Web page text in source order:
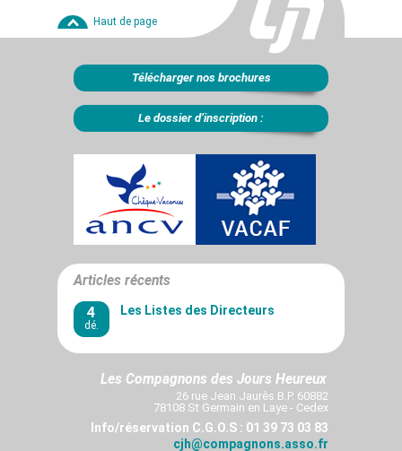
Haut de page
Télécharger nos brochures
Le dossier d’inscription :
Articles récents
4
dé.
Les Listes des Directeurs
Les Compagnons des Jours Heureux
26 rue Jean Jaurès B.P. 60882
78108 St Germain en Laye - Cedex
Info/réservation C.G.O.S : 01 39 73 03 83
cjh@compagnons.asso.fr